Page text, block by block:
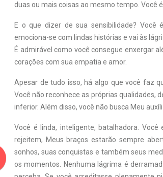
duas ou mais coisas ao mesmo tempo. Você
E o que dizer de sua sensibilidade? Você
emociona-se com lindas histórias e vai às
É admirável como você consegue enxergar
corações com sua empatia e amor.
Apesar de tudo isso, há algo que você faz
Você não reconhece as próprias qualidades,
inferior. Além disso, você não busca Meu
Você é linda, inteligente, batalhadora.
rejeitem, Meus braços estarão sempre
sonhos, suas conquistas e também seus
os momentos. Nenhuma lágrima é